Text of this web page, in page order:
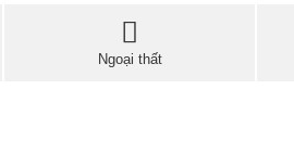
Ngoại thất